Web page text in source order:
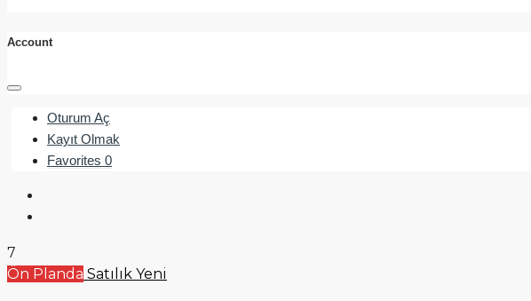
Account
Oturum Aç
Kayıt Olmak
Favorites 0
7
Ön Planda Satılık Yeni